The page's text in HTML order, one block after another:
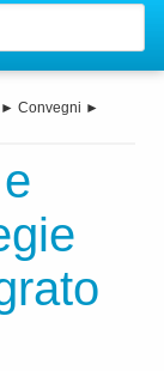
► Convegni ►